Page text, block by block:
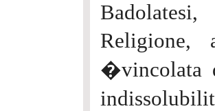
Religione,
�vincolata